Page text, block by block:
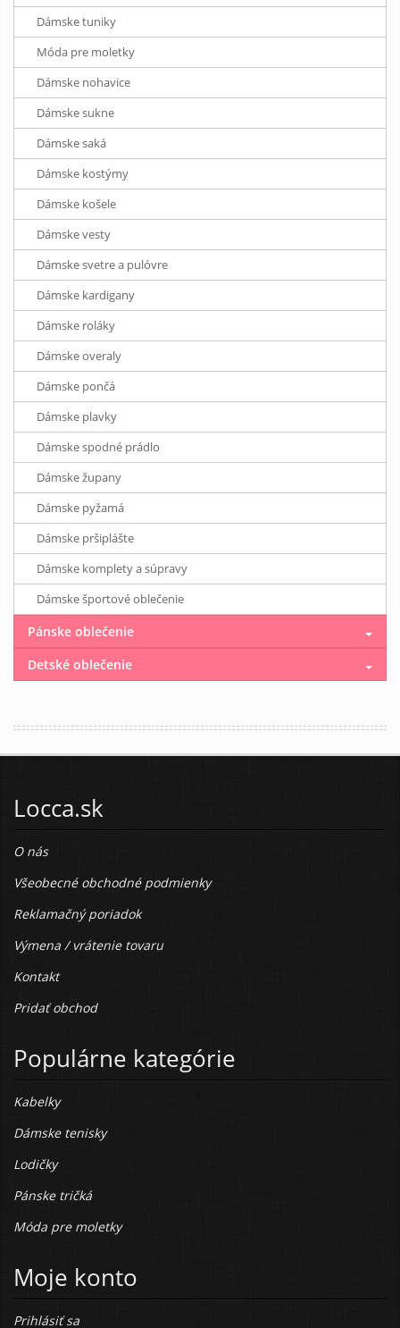
Dámske tuniky
Móda pre moletky
Dámske nohavice
Dámske sukne
Dámske saká
Dámske kostýmy
Dámske košele
Dámske vesty
Dámske svetre a pulóvre
Dámske kardigany
Dámske roláky
Dámske overaly
Dámske pončá
Dámske plavky
Dámske spodné prádlo
Dámske župany
Dámske pyžamá
Dámske pršiplášte
Dámske komplety a súpravy
Dámske športové oblečenie
Pánske oblečenie
Detské oblečenie
Locca.sk
O nás
Všeobecné obchodné podmienky
Reklamačný poriadok
Výmena / vrátenie tovaru
Kontakt
Pridať obchod
Populárne kategórie
Kabelky
Dámske tenisky
Lodičky
Pánske tričká
Móda pre moletky
Moje konto
Prihlásiť sa